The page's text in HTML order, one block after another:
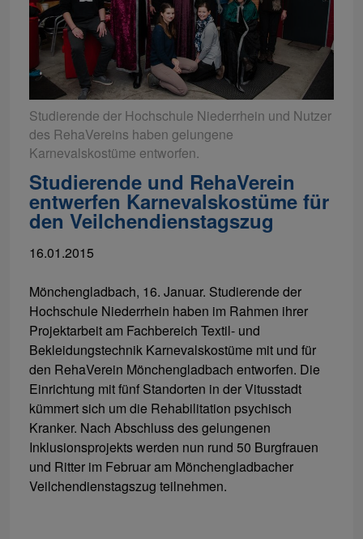
Studierende der Hochschule Niederrhein und Nutzer
des RehaVereins haben gelungene
Karnevalskostüme entworfen.
Studierende und RehaVerein
entwerfen Karnevalskostüme für
den Veilchendienstagszug
16.01.2015
Mönchengladbach, 16. Januar. Studierende der
Hochschule Niederrhein haben im Rahmen ihrer
Projektarbeit am Fachbereich Textil- und
Bekleidungstechnik Karnevalskostüme mit und für
den RehaVerein Mönchengladbach entworfen. Die
Einrichtung mit fünf Standorten in der Vitusstadt
kümmert sich um die Rehabilitation psychisch
Kranker. Nach Abschluss des gelungenen
Inklusionsprojekts werden nun rund 50 Burgfrauen
und Ritter im Februar am Mönchengladbacher
Veilchendienstagszug teilnehmen.